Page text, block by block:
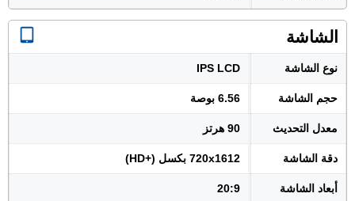
الشاشة
نوع الشاشة IPS LCD
حجم الشاشة 6.56 بوصة
معدل التحديث 90 هرتز
دقة الشاشة 720x1612 بكسل (+HD)
أبعاد الشاشة 20:9